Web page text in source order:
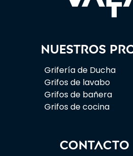
Nuestros
Grifería de Ducha
Grifos de lavabo
Grifos de bañera
Grifos de cocina
CONTACTO